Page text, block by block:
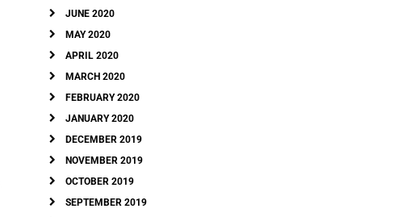
JUNE 2020
MAY 2020
APRIL 2020
MARCH 2020
FEBRUARY 2020
JANUARY 2020
DECEMBER 2019
NOVEMBER 2019
OCTOBER 2019
SEPTEMBER 2019